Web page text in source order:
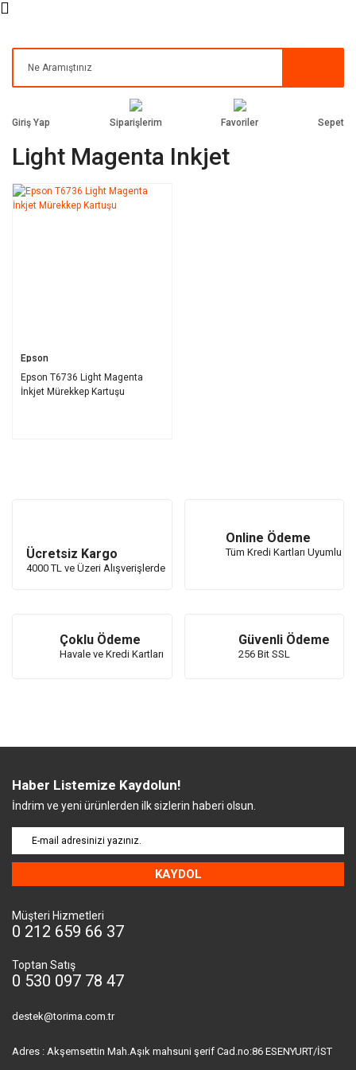
Giriş Yap Siparişlerim Favoriler Sepet
Light Magenta Inkjet
Epson
Epson T6736 Light Magenta
İnkjet Mürekkep Kartuşu
Ücretsiz Kargo
4000 TL ve Üzeri Alışverişlerde
Online Ödeme
Tüm Kredi Kartları Uyumlu
Çoklu Ödeme
Havale ve Kredi Kartları
Güvenli Ödeme
256 Bit SSL
Haber Listemize Kaydolun!
İndrim ve yeni ürünlerden ilk sizlerin haberi olsun.
KAYDOL
Müşteri Hizmetleri
0 212 659 66 37
Toptan Satış
0 530 097 78 47
destek@torima.com.tr
Adres : Akşemsettin Mah.Aşık mahsuni şerif Cad.no:86 ESENYURT/İST